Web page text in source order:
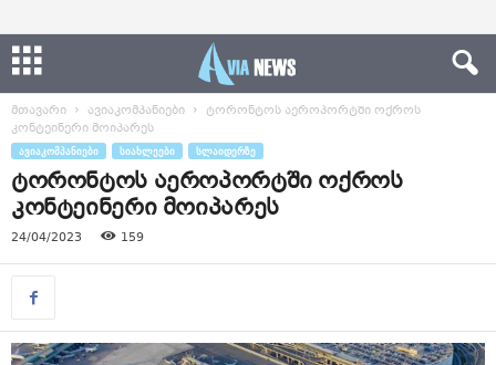
მთავარი ავიაკომპანიები
ტორონტოს აეროპორტში ოქროს
კონტეინერი მოიპარეს
ᲐᲕᲘᲐᲙᲝᲛᲞᲐᲜᲘᲔᲑᲘ ᲡᲘᲐᲮᲚᲔᲔᲑᲘ ᲡᲚᲐᲘᲓᲔᲠᲖᲔ
ტორონტოს აეროპორტში ოქროს
კონტეინერი მოიპარეს
24/04/2023 159